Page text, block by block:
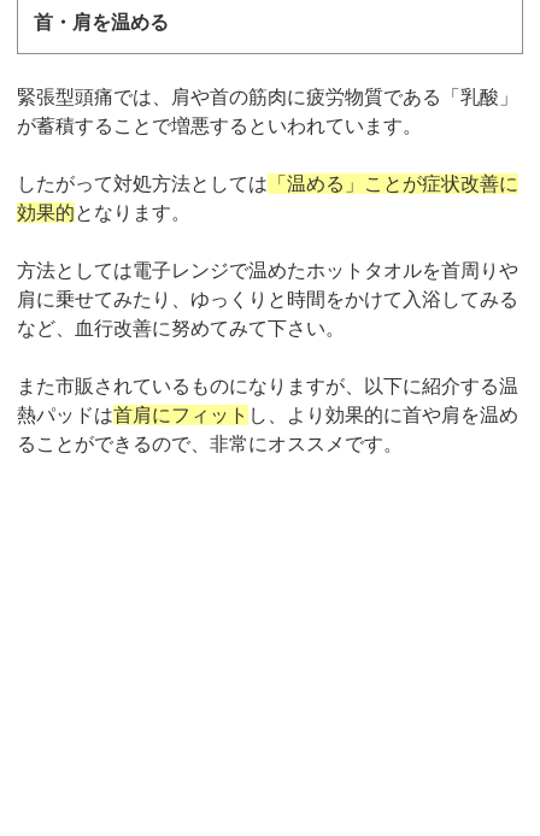
首・肩を温める
緊張型頭痛では、肩や首の筋肉に疲労物質である「乳酸」
が蓄積することで増悪するといわれています。
したがって対処方法としては 「温める」ことが症状改善に
効果的となります。
方法としては電子レンジで温めたホットタオルを首周りや
肩に乗せてみたり、ゆっくりと時間をかけて入浴してみる
など、血行改善に努めてみて下さい。
また市販されているものになりますが、以下に紹介する温
熱パッドは首肩にフィット し、より効果的に首や肩を温め
ることができるので、非常にオススメです。